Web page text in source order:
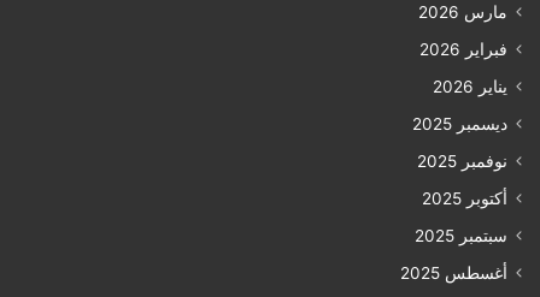
مارس 2026
فبراير 2026
يناير 2026
ديسمبر 2025
نوفمبر 2025
أكتوبر 2025
سبتمبر 2025
أغسطس 2025